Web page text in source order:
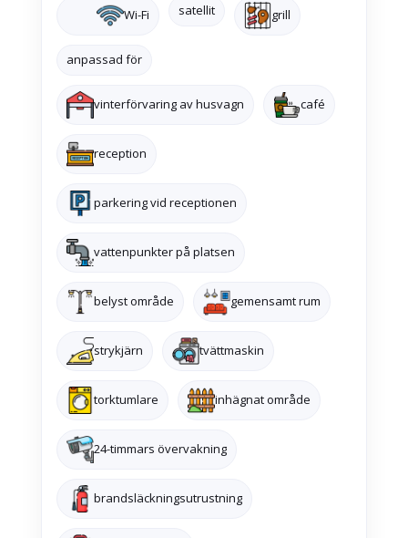
Wi-Fi satellit grill
anpassad för
vinterförvaring av husvagn café
reception
parkering vid receptionen
vattenpunkter på platsen
belyst område gemensamt rum
strykjärn tvättmaskin
torktumlare inhägnat område
24-timmars övervakning
brandsläckningsutrustning